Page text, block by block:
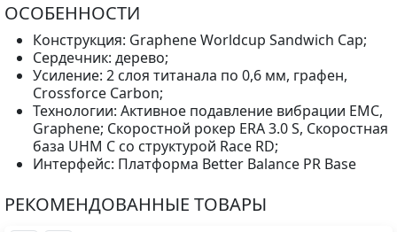
ОСОБЕННОСТИ
Конструкция: Graphene Worldcup Sandwich Cap;
Сердечник: дерево;
Усиление: 2 слоя титанала по 0,6 мм, графен,
Crossforce Carbon;
Технологии: Активное подавление вибрации EMC,
Graphene; Скоростной рокер ERA 3.0 S, Скоростная
база UHM C со структурой Race RD;
Интерфейс: Платформа Better Balance PR Base
РЕКОМЕНДОВАННЫЕ ТОВАРЫ